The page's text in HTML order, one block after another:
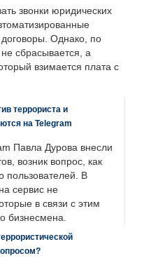
звонки юридических
Однако, по
сбрасывается, а
взимается плата с
террориста и
на Telegram
Павла Дурова внесли
возник вопрос, как
пользователей. В
сервис не
в связи с этим
бизнесмена.